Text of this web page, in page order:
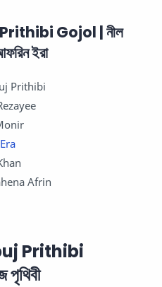
Gojol | নীল
ইরা
Prithibi
Afrin
Prithibi